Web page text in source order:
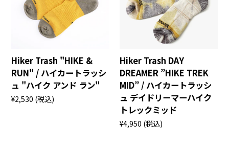
Hiker Trash "HIKE &
RUN" / ハイカートラッシ
ュ "ハイク アンド ラン"
¥2,530 (税込)
Hiker Trash DAY
DREAMER ”HIKE TREK
MID” / ハイカートラッシ
ュ デイドリーマーハイク
トレックミッド
¥4,950 (税込)